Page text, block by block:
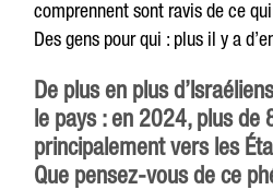
comprennent sont ravis de ce
Des gens pour qui : plus il y a
De plus en plus
le pays : en 2024, plus de
principalement vers les
Que pensez-vous de ce